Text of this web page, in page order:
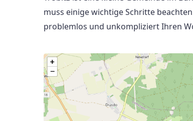
muss einige wichtige Schritte
problemlos und unkompliziert Ihren